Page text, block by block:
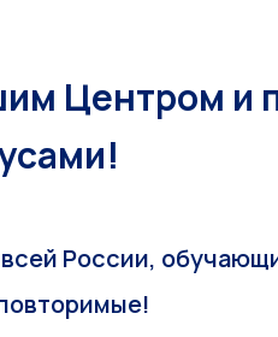
Центром и
России,